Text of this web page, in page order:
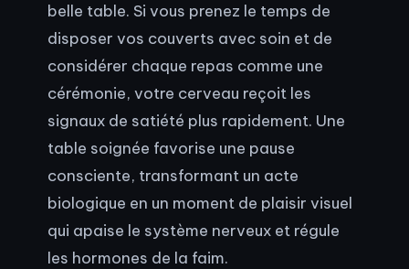
belle table. Si vous prenez le temps de
disposer vos couverts avec soin et de
considérer chaque repas comme une
cérémonie, votre cerveau reçoit les
signaux de satiété plus rapidement. Une
table soignée favorise une pause
consciente, transformant un acte
biologique en un moment de plaisir visuel
qui apaise le système nerveux et régule
les hormones de la faim.